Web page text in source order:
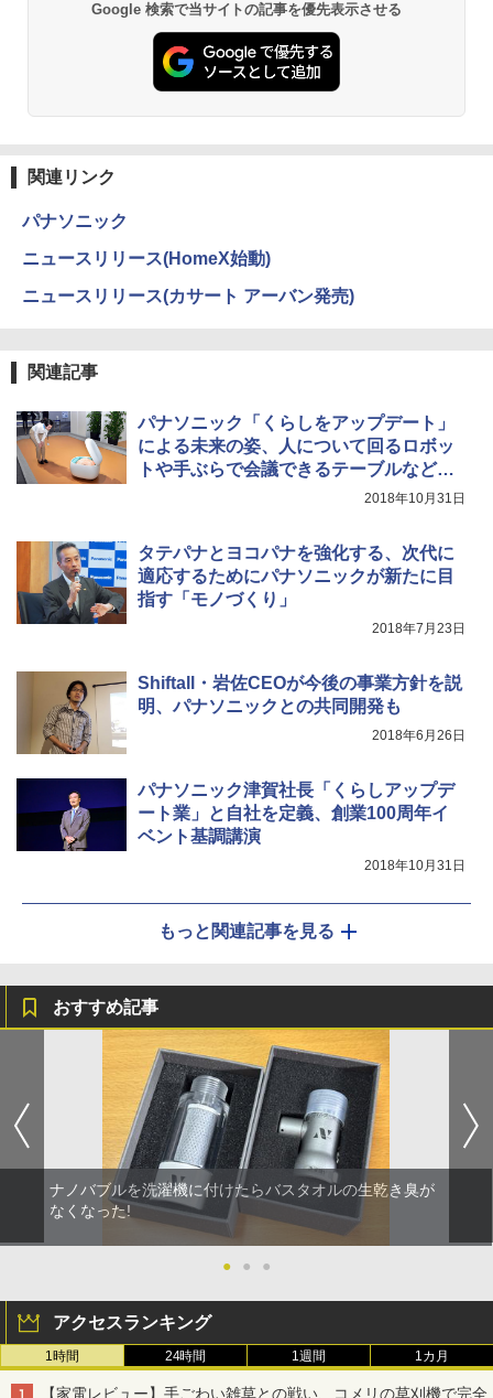
Google 検索で当サイトの記事を優先表示させる
関連リンク
パナソニック
ニュースリリース(HomeX始動)
ニュースリリース(カサート アーバン発売)
関連記事
パナソニック「くらしをアップデート」
による未来の姿、人について回るロボッ
トや手ぶらで会議できるテーブルなどを
2018年10月31日
タテパナとヨコパナを強化する、次代に
適応するためにパナソニックが新たに目
指す「モノづくり」
2018年7月23日
Shiftall・岩佐CEOが今後の事業方針を説
明、パナソニックとの共同開発も
2018年6月26日
パナソニック津賀社長「くらしアップデ
ート業」と自社を定義、創業100周年イ
ベント基調講演
2018年10月31日
もっと関連記事を見る
おすすめ記事
ナノバブルを洗濯機に付けたらバスタオルの生乾き臭が
なくなった!
● ● ●
アクセスランキング
1時間 24時間 1週間 1カ月
【家電レビュー】手ごわい雑草との戦い、コメリの草刈機で完全